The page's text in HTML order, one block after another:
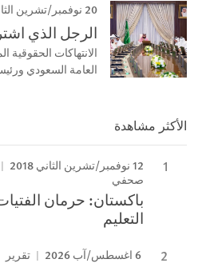
20 نوفمبر/تشرين الثاني 2024
الرجل الذي
الانتهاكات الحقوقية
العامة السعودي
الأكثر مشاهدة
12 نوفمبر/تشرين الثاني 2018
صحفي
باكستان: حرمان
التعليم
6 اغسطس/آب 2026 تقرير